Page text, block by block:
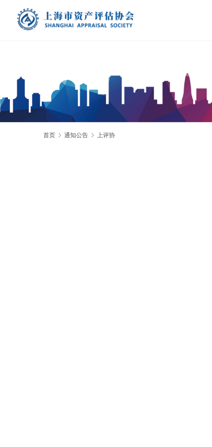
首页 通知公告 上评协